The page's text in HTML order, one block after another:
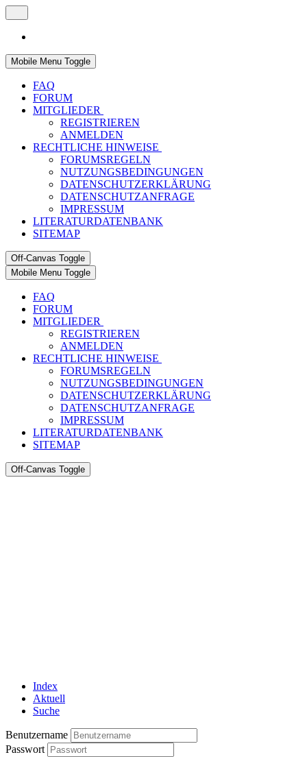
Mobile Menu Toggle
FAQ
FORUM
MITGLIEDER
REGISTRIEREN
ANMELDEN
RECHTLICHE HINWEISE
FORUMSREGELN
NUTZUNGSBEDINGUNGEN
DATENSCHUTZERKLÄRUNG
DATENSCHUTZANFRAGE
IMPRESSUM
LITERATURDATENBANK
SITEMAP
Off-Canvas Toggle
Mobile Menu Toggle
FAQ
FORUM
MITGLIEDER
REGISTRIEREN
ANMELDEN
RECHTLICHE HINWEISE
FORUMSREGELN
NUTZUNGSBEDINGUNGEN
DATENSCHUTZERKLÄRUNG
DATENSCHUTZANFRAGE
IMPRESSUM
LITERATURDATENBANK
SITEMAP
Off-Canvas Toggle
Index
Aktuell
Suche
Benutzername
Passwort